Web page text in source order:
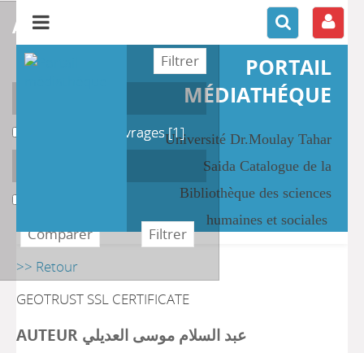
PORTAIL
MÉDIATHÉQUE
Université Dr.Moulay Tahar
Saida Catalogue de la
Bibliothèque des sciences
humaines et sociales
>> Retour
GEOTRUST SSL CERTIFICATE
AUTEUR عبد السلام موسى العديلي
affiner ou comparer
Magasin des Ouvrages
Magasin des Ouvrages[1]
Education